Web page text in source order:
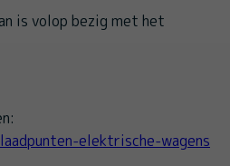
is volop bezig met het
elektrische-wagens